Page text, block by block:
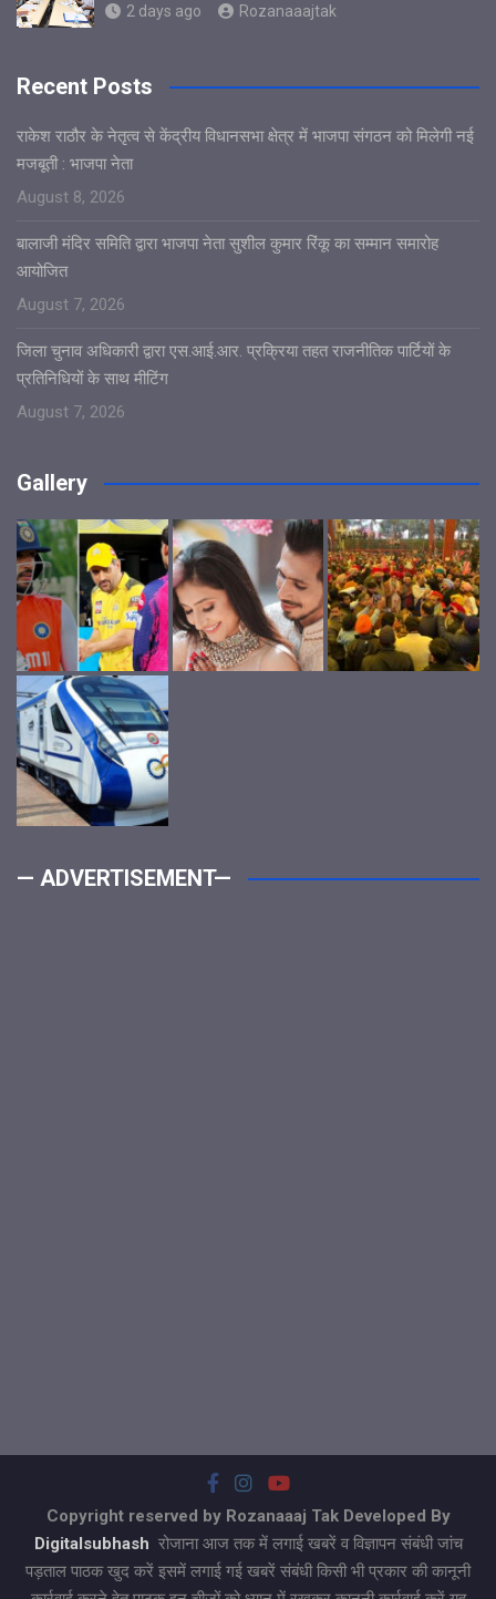
2 days ago Rozanaaajtak
Recent Posts
राकेश राठौर के नेतृत्व से केंद्रीय विधानसभा क्षेत्र में भाजपा संगठन को मिलेगी नई
मजबूती : भाजपा नेता
August 8, 2026
बालाजी मंदिर समिति द्वारा भाजपा नेता सुशील कुमार रिंकू का सम्मान समारोह
आयोजित
August 7, 2026
जिला चुनाव अधिकारी द्वारा एस.आई.आर. प्रक्रिया तहत राजनीतिक पार्टियों के
प्रतिनिधियों के साथ मीटिंग
August 7, 2026
Gallery
— ADVERTISEMENT—
Copyright reserved by Rozanaaaj Tak Developed By
Digitalsubhash रोजाना आज तक में लगाई खबरें व विज्ञापन संबंधी जांच
पड़ताल पाठक खुद करें इसमें लगाई गई खबरें संबंधी किसी भी प्रकार की कानूनी